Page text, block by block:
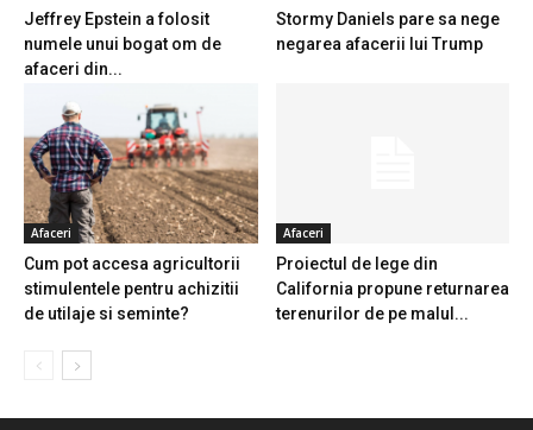
Jeffrey Epstein a folosit
numele unui bogat om de
afaceri din...
Stormy Daniels pare sa nege
negarea afacerii lui Trump
Afaceri
Cum pot accesa agricultorii
stimulentele pentru achizitii
de utilaje si seminte?
Afaceri
Proiectul de lege din
California propune returnarea
terenurilor de pe malul...